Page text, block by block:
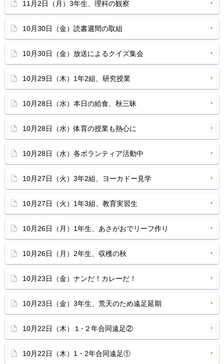
11月2日（月）3年生、理科の観察
10月30日（金）読書週間の取組
10月30日（金）放送によるクイズ集会
10月29日（木）1年2組、研究授業
10月28日（水）本日の給食、秋三昧
10月28日（水）体育の授業も熱心に
10月28日（水）各ボランティア活動中
10月27日（火）3年2組、ヨーカドー見学
10月27日（火）1年3組、教育実習生
10月26日（月）1年生、あさがおでリーフ作り
10月26日（月）2年生、収穫の秋
10月23日（金）ナンだ！カレーだ！
10月23日（金）3年生、荒天のため遠足延期
10月22日（木）１･２年合同遠足②
10月22日（木）1・2年合同遠足①